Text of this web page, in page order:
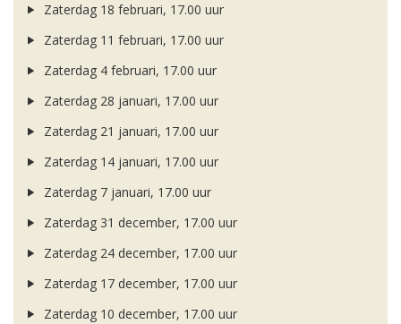
Zaterdag 18 februari, 17.00 uur
Zaterdag 11 februari, 17.00 uur
Zaterdag 4 februari, 17.00 uur
Zaterdag 28 januari, 17.00 uur
Zaterdag 21 januari, 17.00 uur
Zaterdag 14 januari, 17.00 uur
Zaterdag 7 januari, 17.00 uur
Zaterdag 31 december, 17.00 uur
Zaterdag 24 december, 17.00 uur
Zaterdag 17 december, 17.00 uur
Zaterdag 10 december, 17.00 uur